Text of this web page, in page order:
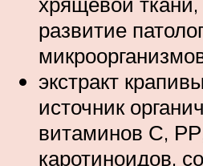
развитие
экстракт
источник
витаминов С,
каротиноидов,